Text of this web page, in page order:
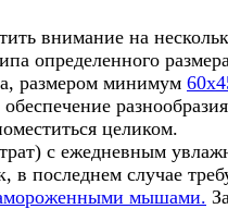
внимание на
определенного
размером минимум
целиком.
с ежедневным
последнем случае
мышами.